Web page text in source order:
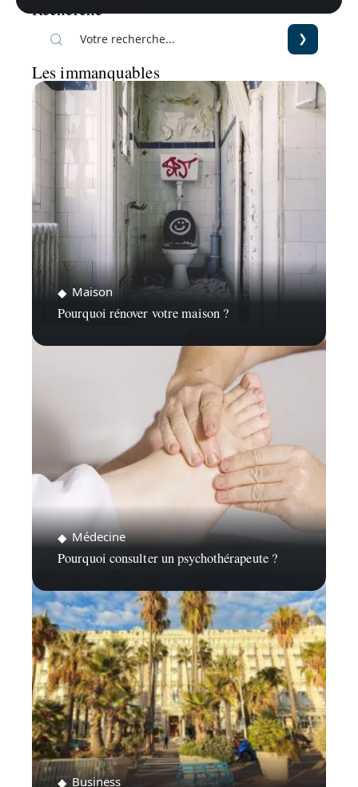
Recherche
Les immanquables
Maison
Pourquoi rénover votre maison ?
Médecine
Pourquoi consulter un psychothérapeute ?
Business